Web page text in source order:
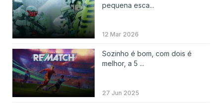
pequena esca...
12 Mar 2026
Sozinho é bom, com dois é
melhor, a 5 ...
27 Jun 2025